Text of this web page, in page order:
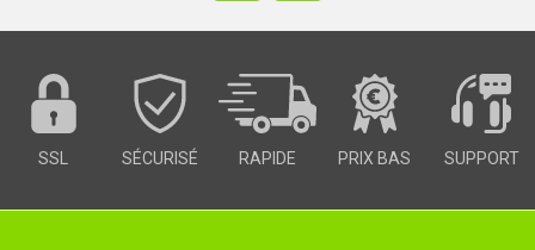
SSL SÉCURISÉ RAPIDE PRIX BAS SUPPORT